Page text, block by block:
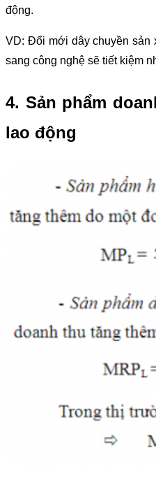
động.
VD: Đổi mới dây chuyền sản
sang công nghệ sẽ tiết kiệm
4. Sản phẩm
lao động